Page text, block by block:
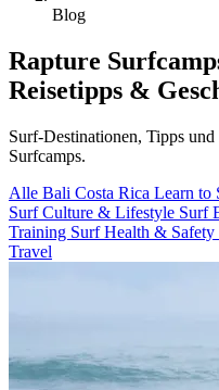
Blog
Rapture
Reisetipps &
Surf-Destinationen, Tipps
Surfcamps.
Alle Bali Costa Rica Learn to
Surf Culture & Lifestyle Surf
Training Surf Health & Safety
Travel